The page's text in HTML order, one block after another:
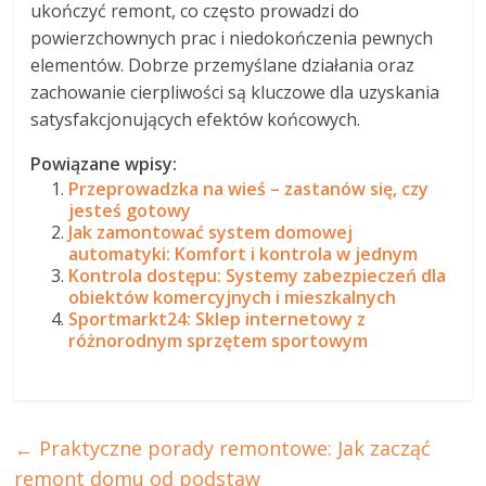
ukończyć remont, co często prowadzi do
powierzchownych prac i niedokończenia pewnych
elementów. Dobrze przemyślane działania oraz
zachowanie cierpliwości są kluczowe dla uzyskania
satysfakcjonujących efektów końcowych.
Powiązane wpisy:
Przeprowadzka na wieś – zastanów się, czy
jesteś gotowy
Jak zamontować system domowej
automatyki: Komfort i kontrola w jednym
Kontrola dostępu: Systemy zabezpieczeń dla
obiektów komercyjnych i mieszkalnych
Sportmarkt24: Sklep internetowy z
różnorodnym sprzętem sportowym
← Praktyczne porady remontowe: Jak zacząć
remont domu od podstaw